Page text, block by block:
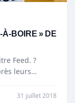
BOIRE » DE
Feed. ?
leurs
31 juillet 2018